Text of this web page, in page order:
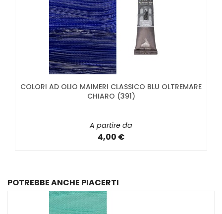
COLORI AD OLIO MAIMERI CLASSICO BLU OLTREMARE
CHIARO (391)
A partire da
4,00 €
POTREBBE ANCHE PIACERTI